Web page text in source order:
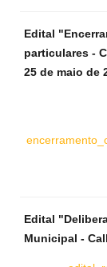
Edital
particulares -
25 de maio de
Edital
Municipal -